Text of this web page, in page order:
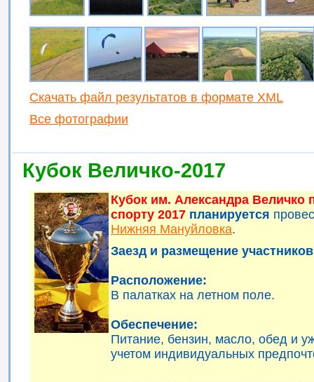
Скачать файл результатов в формате XML
Все фотографии
Кубок Величко-2017
Кубок им. Александра Величко
спорту 2017 планируется
Нижняя Мануйловка.
Заезд и размещение
Расположение:
В палатках на летном поле.
Обеспечение:
Питание, бензин, масло, обед и
учетом индивидуальных